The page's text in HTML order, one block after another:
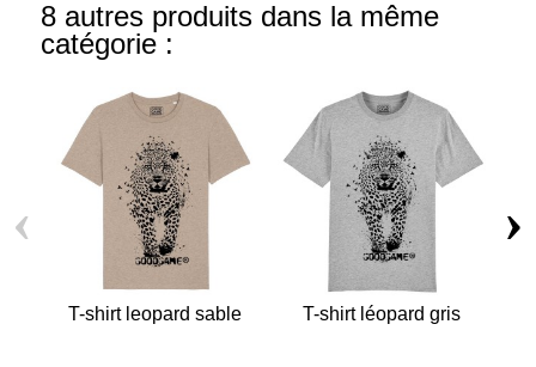
8 autres produits dans la même
catégorie :
T-shirt leopard sable T-shirt léopard gris
‹ ›